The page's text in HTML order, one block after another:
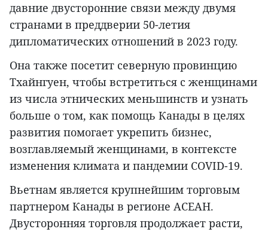
давние двусторонние связи между двумя
странами в преддверии 50-летия
дипломатических отношений в 2023 году.
Она также посетит северную провинцию
Тхайнгуен, чтобы встретиться с женщинами
из числа этнических меньшинств и узнать
больше о том, как помощь Канады в целях
развития помогает укрепить бизнес,
возглавляемый женщинами, в контексте
изменения климата и пандемии COVID-19.
Вьетнам является крупнейшим торговым
партнером Канады в регионе АСЕАН.
Двусторонняя торговля продолжает расти,